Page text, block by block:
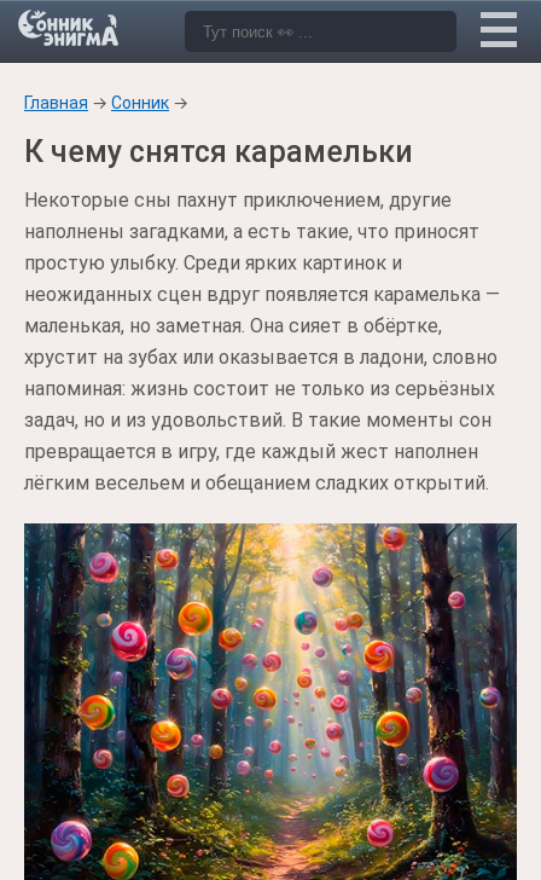
Главная → Сонник →
К чему снятся карамельки
Некоторые сны пахнут приключением, другие
наполнены загадками, а есть такие, что приносят
простую улыбку. Среди ярких картинок и
неожиданных сцен вдруг появляется карамелька —
маленькая, но заметная. Она сияет в обёртке,
хрустит на зубах или оказывается в ладони, словно
напоминая: жизнь состоит не только из серьёзных
задач, но и из удовольствий. В такие моменты сон
превращается в игру, где каждый жест наполнен
лёгким весельем и обещанием сладких открытий.